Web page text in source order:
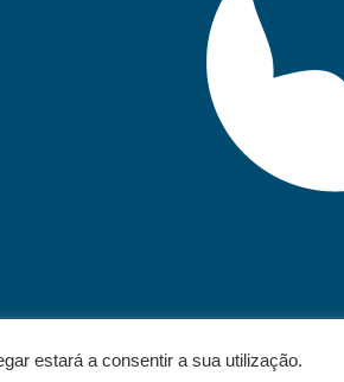
estará a consentir a sua utilização.